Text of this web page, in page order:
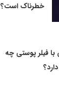
خطرناک است؟
فیلر پوستی چه